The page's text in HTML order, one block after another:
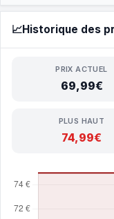
📈Historique des
PRIX ACTUEL
69,99€
PLUS HAUT
74,99€